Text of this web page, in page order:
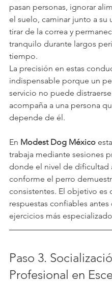
pasan personas, ignorar
el suelo, caminar junto a su
tirar de la correa y
tranquilo durante largos
tiempo.
La precisión en estas
indispensable porque un
servicio no puede
acompaña a una persona
depende de él.
En Modest Dog México
trabaja mediante sesiones
donde el nivel de dificultad
conforme el perro
consistentes. El objetivo es
respuestas confiables antes
ejercicios más
Paso 3.
Profesional en